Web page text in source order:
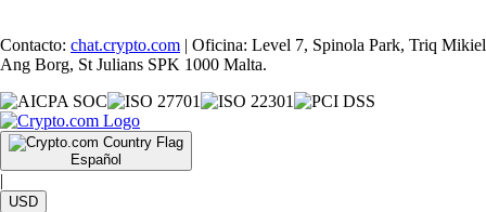
Contacto: chat.crypto.com | Oficina: Level 7, Spinola Park, Triq Mikiel
Ang Borg, St Julians SPK 1000 Malta.
Español
|
USD